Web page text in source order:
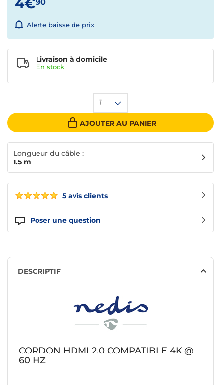
5 avis clients
Poser une question
4€90
Alerte baisse de prix
1
AJOUTER AU PANIER
Livraison à domicile
En stock
Longueur du câble :
1.5 m
DESCRIPTIF
CORDON HDMI 2.0 COMPATIBLE 4K @
60 HZ